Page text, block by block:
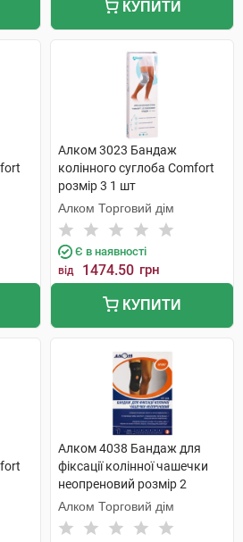
КУПИТИ
Алком 3023 Бандаж
колінного суглоба Comfort
розмір 3 1 шт
Алком Торговий дім
Є в наявності
від 1474.50 грн
КУПИТИ
Алком 4038 Бандаж для
фіксації колінної чашечки
неопреновий розмір 2
чорний 1 шт
Алком Торговий дім